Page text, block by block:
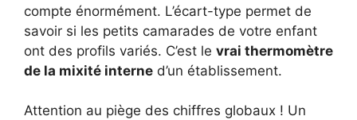
compte énormément. L’écart-type permet de
savoir si les petits camarades de votre enfant
ont des profils variés. C’est le vrai thermomètre
de la mixité interne d’un établissement.
Attention au piège des chiffres globaux ! Un